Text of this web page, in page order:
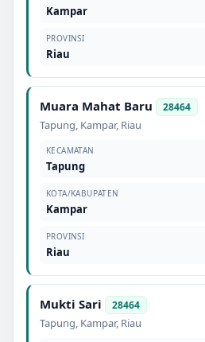
Kampar
PROVINSI
Riau
Muara Mahat Baru 28464
Tapung, Kampar, Riau
KECAMATAN
Tapung
KOTA/KABUPATEN
Kampar
PROVINSI
Riau
Mukti Sari 28464
Tapung, Kampar, Riau